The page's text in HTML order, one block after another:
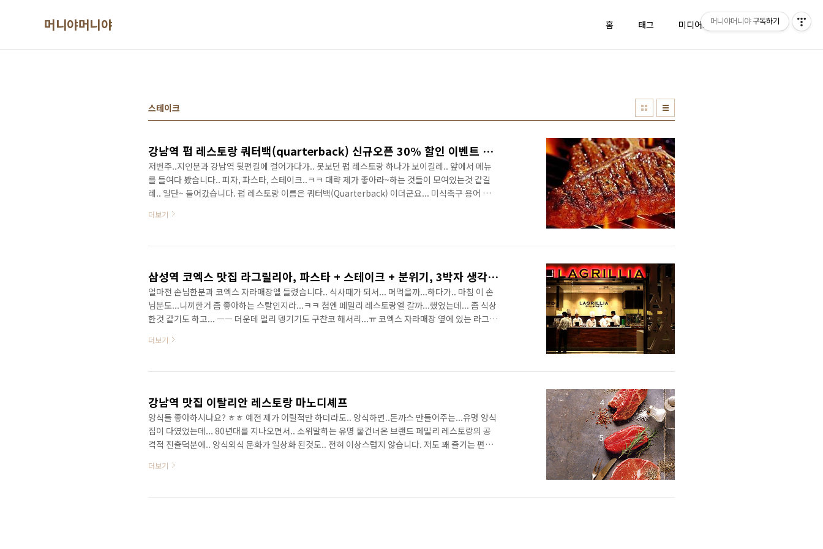
머니야머니야 홈 태그 미디어로그 방명록
스테이크
강남역 펍 레스토랑 쿼터백(quarterback) 신규오픈 30% 할인 이벤트 소식!
저번주..지인분과 강남역 뒷편길에 걸어가다가.. 못보던 펍 레스토랑 하나가 보이길레.. 앞에서 메뉴
를 들여다 봤습니다.. 피자, 파스타, 스테이크..ㅋㅋ 대략 제가 좋아라~하는 것들이 모여있는것 같길
레.. 일단~ 들어갔습니다. 펍 레스토랑 이름은 쿼터백(Quarterback) 이더군요... 미식축구 용어 같던
고.. ㅋㅋ 다소 부담스러운 느낌의 서빙까지...ㅎㅎ 그런데...제가 오늘 이 글을 쓰는 이유는.. 다른데
"어? 대충 계산해 보니까....가격대가 나오던데.. 왜 일케 싸죠?"...라고 물었더니...
더보기
삼성역 코엑스 맛집 라그릴리아, 파스타 + 스테이크 + 분위기, 3박자 생각나실때 함 가보세요~
얼마전 손님한분과 코엑스 자라매장엘 들렸습니다.. 식사때가 되서... 머먹을까...하다가.. 마침 이 손
님분도...니끼한거 좀 좋아하는 스탈인지라...ㅋㅋ 첨엔 페밀리 레스토랑엘 갈까...했었는데... 좀 식상
한것 같기도 하고... ㅡㅡ 더운데 멀리 뎅기기도 구찬코 해서리...ㅠ 코엑스 자라매장 옆에 있는 라그릴
리어나... 디테일들이..무척이나 신경많이 써놓은 모습였었고.. 여자분들 가시면 좋을(?)법한.. 훤칠한
대를 기대한건 당연 아녔지만 서도...ㅋㅋ 대략 날잡구 한턱쏜다...라도 작심했을때 와보..
더보기
강남역 맛집 이탈리안 레스토랑 마노디셰프
양식들 좋아하시나요? ㅎㅎ 예전 제가 어릴적만 하더라도.. 양식하면..돈까스 만들어주는...유명 양식
집이 다였었는데... 80년대를 지나오면서.. 소위말하는 유명 물건너온 브랜드 페밀리 레스토랑의 공
격적 진출덕분에.. 양식외식 문화가 일상화 된것도.. 전혀 이상스럽지 않습니다. 저도 꽤 즐기는 편이
무 자주 먹으면 별다른 감흥도 없이...... 걍..때가되서...양식 한끼 때운것 같다..이정도의 무덤덤.. 대
또한 부인할 수 없습니다. 그래서 저는...양식을 좀 좋아하는 이유때문에.. 여기저기 관..
더보기
머니야머니야 구독하기